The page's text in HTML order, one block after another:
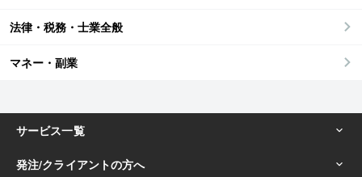
法律・税務・士業全般
マネー・副業